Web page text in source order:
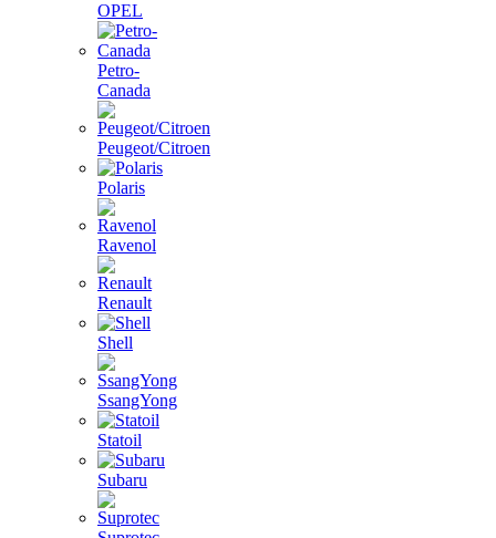
OPEL
Petro-
Canada
Peugeot/Citroen
Polaris
Ravenol
Renault
Shell
SsangYong
Statoil
Subaru